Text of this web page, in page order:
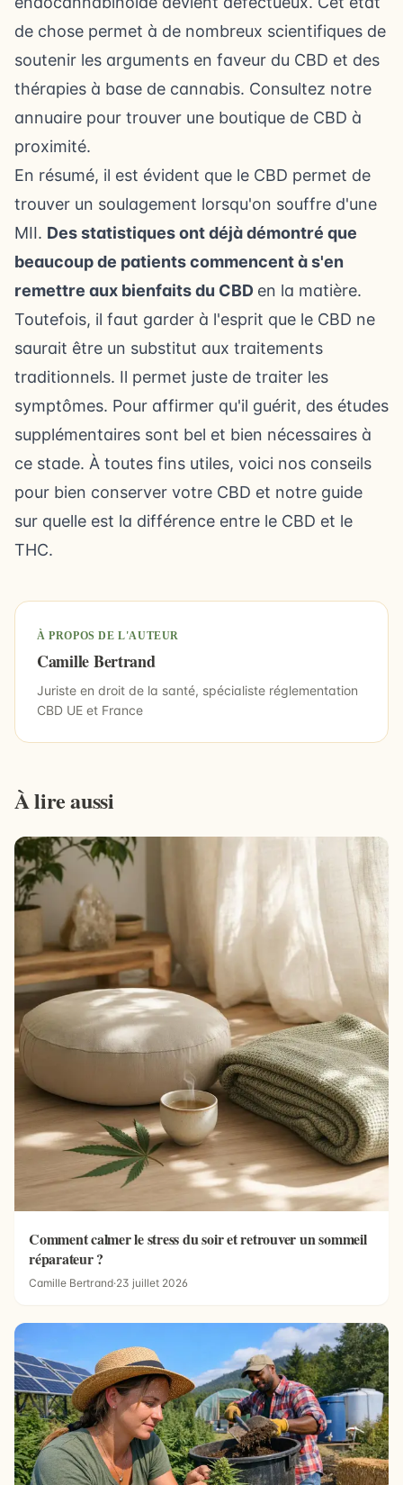
de chose permet à de nombreux scientifiques de
soutenir les arguments en faveur du CBD et des
thérapies à base de cannabis. Consultez notre
annuaire pour trouver une boutique de CBD à
proximité.
En résumé, il est évident que le CBD permet de
trouver un soulagement lorsqu'on souffre d'une
MII. Des statistiques ont déjà démontré que
beaucoup de patients commencent à s'en
remettre aux bienfaits du CBD en la matière.
Toutefois, il faut garder à l'esprit que le CBD ne
saurait être un substitut aux traitements
traditionnels. Il permet juste de traiter les
symptômes. Pour affirmer qu'il guérit, des études
supplémentaires sont bel et bien nécessaires à
ce stade. À toutes fins utiles, voici nos conseils
pour bien conserver votre CBD et notre guide
sur quelle est la différence entre le CBD et le
THC.
À PROPOS DE L'AUTEUR
Camille Bertrand
Juriste en droit de la santé, spécialiste réglementation
CBD UE et France
À lire aussi
Comment calmer le stress du soir et retrouver un sommeil
réparateur ?
Camille Bertrand·23 juillet 2026